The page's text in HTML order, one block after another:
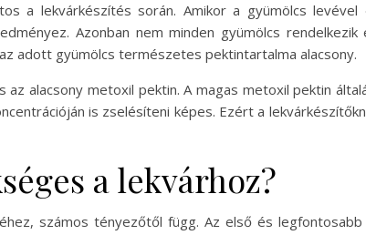
a lekvárkészítés során. Amikor a gyümölcs
Azonban nem minden gyümölcs
adott gyümölcs természetes pektintartalma alacsony.
alacsony metoxil pektin. A magas metoxil pektin
is zselésíteni képes. Ezért a
a lekvárhoz?
számos tényezőtől függ. Az első és